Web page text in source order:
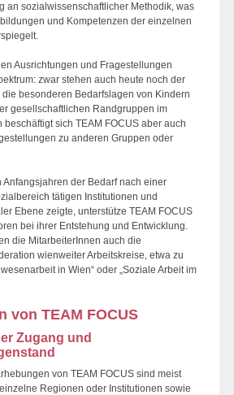
an sozialwissenschaftlicher Methodik, was
und Kompetenzen der einzelnen
Ausrichtungen und Fragestellungen
zwar stehen auch heute noch der
besonderen Bedarfslagen von Kindern
gesellschaftlichen Randgruppen im
beschäftigt sich TEAM FOCUS aber auch
zu anderen Gruppen oder
Anfangsjahren der Bedarf nach einer
tätigen Institutionen und
Ebene zeigte, unterstütze TEAM FOCUS
bei ihrer Entstehung und Entwicklung.
die MitarbeiterInnen auch die
wienweiter Arbeitskreise, etwa zu
in Wien“ oder „Soziale Arbeit im
von TEAM FOCUS
Zugang und
von TEAM FOCUS sind meist
Regionen oder Institutionen sowie